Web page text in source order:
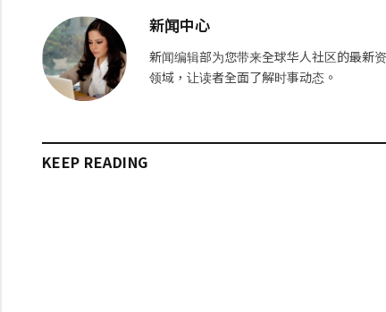
新闻中心
新闻编辑部为您带来全球华人社区的最新
领域，让读者全面了解时事动态。
KEEP READING